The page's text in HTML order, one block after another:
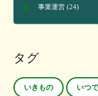
事業運営(24)
タグ
いきもの いつ